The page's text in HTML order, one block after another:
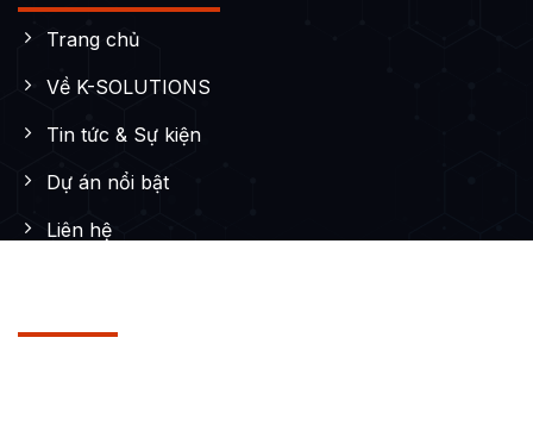
Trang chủ
Về K-SOLUTIONS
Tin tức & Sự kiện
Dự án nổi bật
Liên hệ